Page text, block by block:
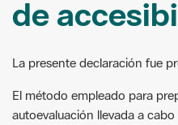
de
La presente declaración fue
El método empleado para
autoevaluación llevada a